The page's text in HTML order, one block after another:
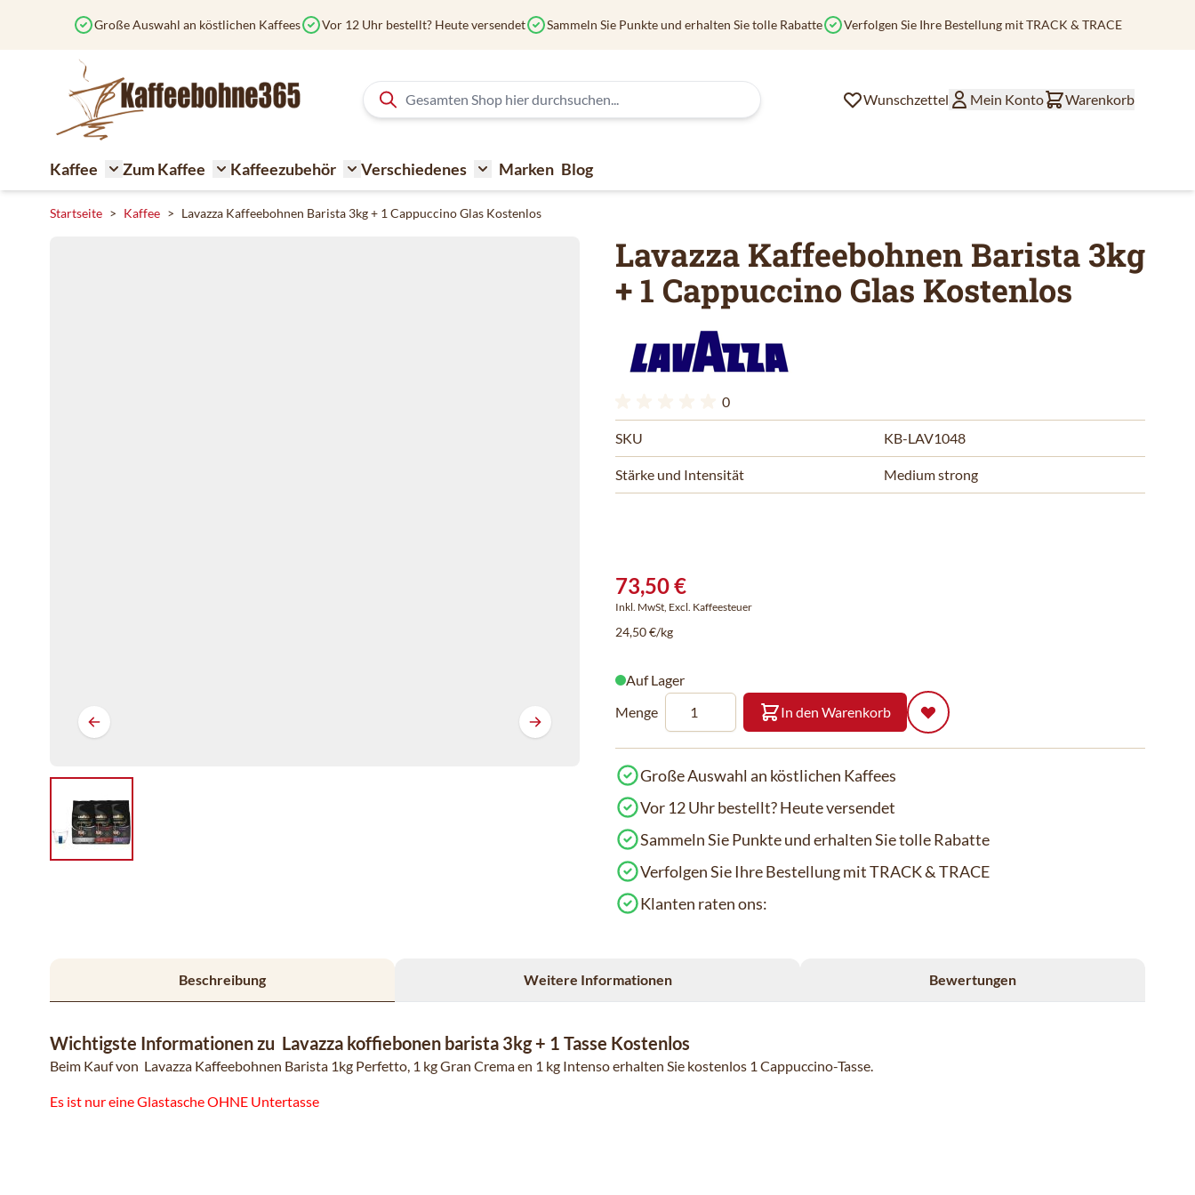
Große Auswahl an köstlichen Kaffees Vor 12 Uhr bestellt? Heute versendet Sammeln Sie Punkte und erhalten Sie tolle Rabatte Verfolgen Sie Ihre Bestellung mit TRACK & TRACE
Wunschzettel Mein Konto Warenkorb
Kaffee
Toggle submenu for Kaffee
Zum Kaffee
Toggle submenu for Zum Kaffee
Kaffeezubehör
Toggle submenu for Kaffeezubehör
Verschiedenes
Toggle submenu for Verschiedenes
Marken Blog
Startseite > Kaffee > Lavazza Kaffeebohnen Barista 3kg + 1 Cappuccino Glas Kostenlos
Lavazza Kaffeebohnen Barista 3kg
+ 1 Cappuccino Glas Kostenlos
0
SKU KB-LAV1048
Stärke und Intensität Medium strong
73,50 €
Inkl. MwSt, Excl. Kaffeesteuer
24,50 €/kg
Auf Lager
Menge
In den Warenkorb
Große Auswahl an köstlichen Kaffees
Vor 12 Uhr bestellt? Heute versendet
Sammeln Sie Punkte und erhalten Sie tolle Rabatte
Verfolgen Sie Ihre Bestellung mit TRACK & TRACE
Klanten raten ons:
Beschreibung Weitere Informationen Bewertungen
Wichtigste Informationen zu Lavazza koffiebonen barista 3kg + 1 Tasse Kostenlos
Beim Kauf von Lavazza Kaffeebohnen Barista 1kg Perfetto, 1 kg Gran Crema en 1 kg Intenso erhalten Sie kostenlos 1 Cappuccino-Tasse.
Es ist nur eine Glastasche OHNE Untertasse